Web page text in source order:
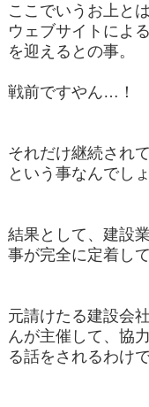
ここでいうお上と
ウェブサイトによ
を迎えるとの事。
戦前ですやん…！
それだけ継続され
という事なんでしょ
結果として、建設
事が完全に定着し
元請けたる建設会
んが主催して、協
る話をされるわけで